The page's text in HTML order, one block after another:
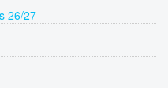
26/27